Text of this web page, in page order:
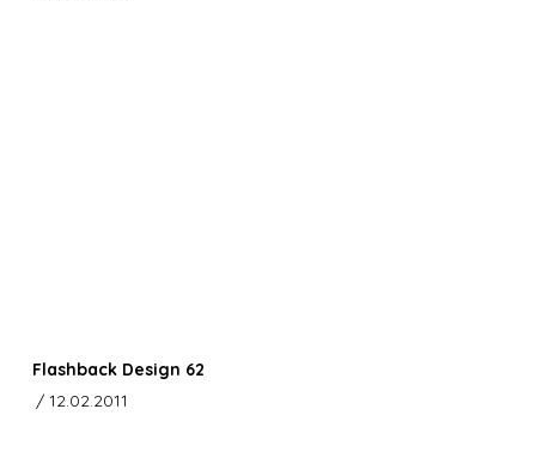
Flashback Design 62
/ 12.02.2011